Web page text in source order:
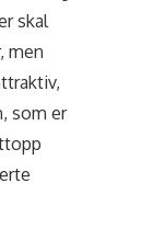
skal
men
som er